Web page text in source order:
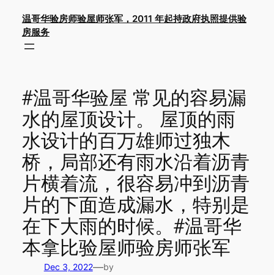
content
温哥华验房师验屋师张军，2011 年起持政府执照提供验
房服务
#温哥华验屋 常见的容易漏
水的屋顶设计。 屋顶的雨
水设计的百万雄师过独木
桥，局部还有雨水沿着沥青
片横着流，很容易冲到沥青
片的下面造成漏水，特别是
在下大雨的时候。#温哥华
本拿比验屋师验房师张军
Dec 3, 2022—by